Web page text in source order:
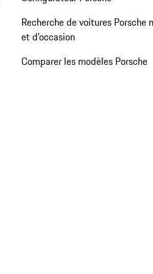
Recherche de voitures Porsche
et d'occasion
Comparer les modèles Porsche